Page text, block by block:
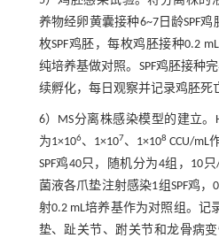
养物经卵黄囊接种6~7日龄SPF
枚SPF鸡胚，每枚鸡胚接种0.2
纯培养基做对照。SPF鸡胚接种
续孵化，每日观察并记录鸡胚死
6）MS分离株感染模型的建立
为1×106、1×107、1×108 CCU/mL
SPF鸡40只，随机分为4组，10
菌液各爪垫注射感染1组SPF鸡
射0.2 mL培养基作为对照组。记
垫、趾关节、跗关节和龙骨病